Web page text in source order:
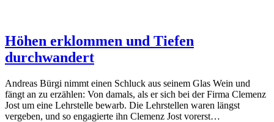
Höhen erklommen und Tiefen
durchwandert
Andreas Bürgi nimmt einen Schluck aus seinem Glas Wein und
fängt an zu erzählen: Von damals, als er sich bei der Firma Clemenz
Jost um eine Lehrstelle bewarb. Die Lehrstellen waren längst
vergeben, und so engagierte ihn Clemenz Jost vorerst…